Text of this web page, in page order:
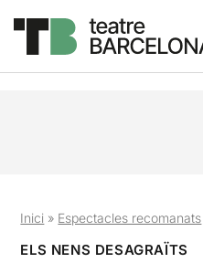
Inici » Espectacles recomanats
ELS NENS DESAGRAÏTS